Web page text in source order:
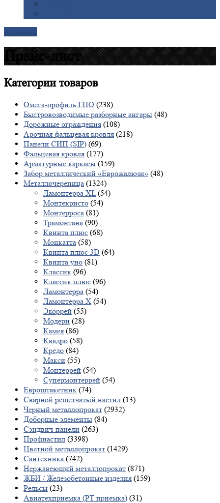
Прайс-лист
Категориитоваров
Омега-профиль ГПО (238)
Быстровозводимые разборные ангары (48)
Дорожные ограждения (108)
Арочная фальцевая кровля (218)
Панели СИП (SIP) (69)
Фальцевая кровля (177)
Арматурные каркасы (159)
Забор металлический «Еврожалюзи» (48)
Металлочерепица (1324)
Ламонтерра XL (54)
Монтекристо (54)
Монтерроса (81)
Трамонтана (90)
Квинта плюс (68)
Монкатта (58)
Квинта плюс 3D (64)
Квинта уно (81)
Классик (96)
Классик плюс (96)
Ламонтерра (54)
Ламонтерра X (54)
Экоррей (55)
Модерн (28)
Камея (86)
Квадро (58)
Кредо (84)
Макси (55)
Монтеррей (54)
Супермонтеррей (54)
Евроштакетник (74)
Сварной решетчатый настил (13)
Черный металлопрокат (2932)
Доборные элементы (84)
Сэндвич-панели (263)
Профнастил (3398)
Цветной металлопрокат (1429)
Сантехника (742)
Нержавеющий металлопрокат (871)
ЖБИ / Железобетонные изделия (159)
Рельсы (23)
Авиатехприемка (РТ приемка) (31)